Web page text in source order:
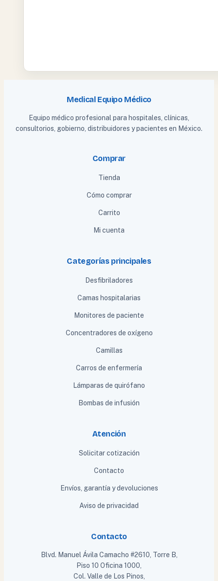
Medical Equipo Médico
Equipo médico profesional para hospitales, clínicas,
consultorios, gobierno, distribuidores y pacientes en México.
Comprar
Tienda
Cómo comprar
Carrito
Mi cuenta
Categorías principales
Desfibriladores
Camas hospitalarias
Monitores de paciente
Concentradores de oxígeno
Camillas
Carros de enfermería
Lámparas de quirófano
Bombas de infusión
Atención
Solicitar cotización
Contacto
Envíos, garantía y devoluciones
Aviso de privacidad
Contacto
Blvd. Manuel Ávila Camacho #2610, Torre B,
Piso 10 Oficina 1000,
Col. Valle de Los Pinos,